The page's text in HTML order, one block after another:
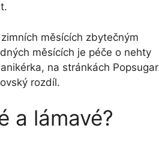
měsících zbytečným
měsících je péče o nehty
na stránkách Popsugar
rozdíl.
a lámavé?